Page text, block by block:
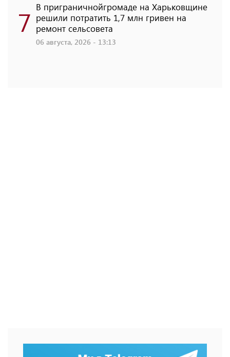
7 В приграничнойгромаде на Харьковщине
решили потратить 1,7 млн ​​гривен на
ремонт сельсовета
06 августа, 2026 - 13:13